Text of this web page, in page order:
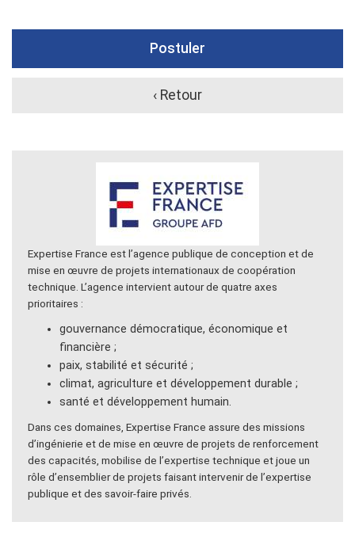
Postuler
‹ Retour
Expertise France est l’agence publique de conception et de
mise en œuvre de projets internationaux de coopération
technique. L’agence intervient autour de quatre axes
prioritaires :
gouvernance démocratique, économique et
financière ;
paix, stabilité et sécurité ;
climat, agriculture et développement durable ;
santé et développement humain.
Dans ces domaines, Expertise France assure des missions
d’ingénierie et de mise en œuvre de projets de renforcement
des capacités, mobilise de l’expertise technique et joue un
rôle d’ensemblier de projets faisant intervenir de l’expertise
publique et des savoir-faire privés.